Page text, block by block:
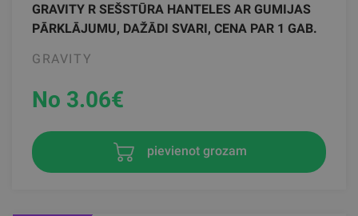
GRAVITY R SEŠSTŪRA HANTELES AR GUMIJAS
PĀRKLĀJUMU, DAŽĀDI SVARI, CENA PAR 1 GAB.
GRAVITY
No 3.06€
pievienot grozam